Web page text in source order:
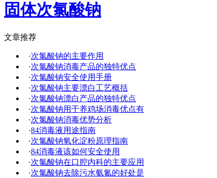
固体次氯酸钠
文章推荐
·次氯酸钠的主要作用
·次氯酸钠消毒产品的独特优点
·次氯酸钠安全使用手册
·次氯酸钠主要漂白工艺概括
·次氯酸钠漂白产品的独特优点
·次氯酸钠用于养鸡场消毒优点有
·次氯酸钠消毒优势分析
·84消毒液用途指南
·次氯酸钠氧化淀粉原理指南
·84消毒液该如何安全使用
·次氯酸钠在口腔内科的主要应用
·次氯酸钠去除污水氨氮的好处是